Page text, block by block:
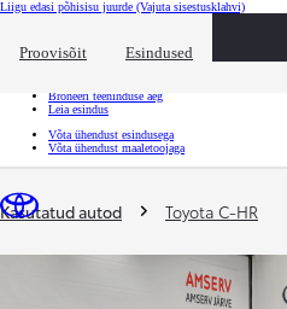
Liigu edasi põhisisu juurde (Vajuta sisestusklahvi)
Proovisõit Esindused
Kiirtee Klõpsa kiirtee ülekatte sulgemiseks
Broneeri teeninduse aeg
Leia esindus
Võta ühendust esindusega
Võta ühendust maaletoojaga
Sina oled siin
Kasutatud autod Toyota C-HR